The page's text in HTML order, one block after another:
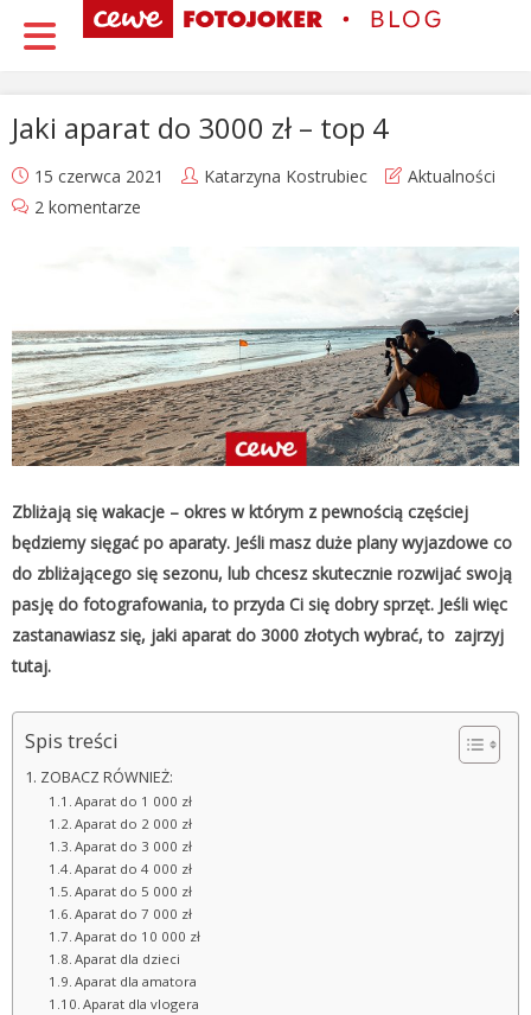
Jaki aparat do 3000 zł – top 4
15 czerwca 2021 Katarzyna Kostrubiec
Aktualności
2 komentarze
Zbliżają się wakacje – okres w którym z pewnością częściej
będziemy sięgać po aparaty. Jeśli masz duże plany wyjazdowe co
do zbliżającego się sezonu, lub chcesz skutecznie rozwijać swoją
pasję do fotografowania, to przyda Ci się dobry sprzęt. Jeśli więc
zastanawiasz się, jaki aparat do 3000 złotych wybrać, to zajrzyj
tutaj.
Spis treści
ZOBACZ RÓWNIEŻ:
Aparat do 1 000 zł
Aparat do 2 000 zł
Aparat do 3 000 zł
Aparat do 4 000 zł
Aparat do 5 000 zł
Aparat do 7 000 zł
Aparat do 10 000 zł
Aparat dla dzieci
Aparat dla amatora
Aparat dla vlogera